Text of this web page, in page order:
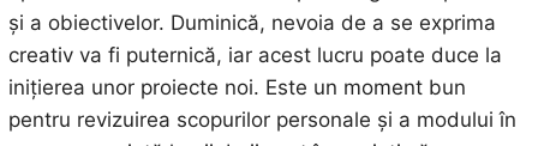
și a obiectivelor. Duminică, nevoia de a se exprima
creativ va fi puternică, iar acest lucru poate duce la
inițierea unor proiecte noi. Este un moment bun
pentru revizuirea scopurilor personale și a modului în